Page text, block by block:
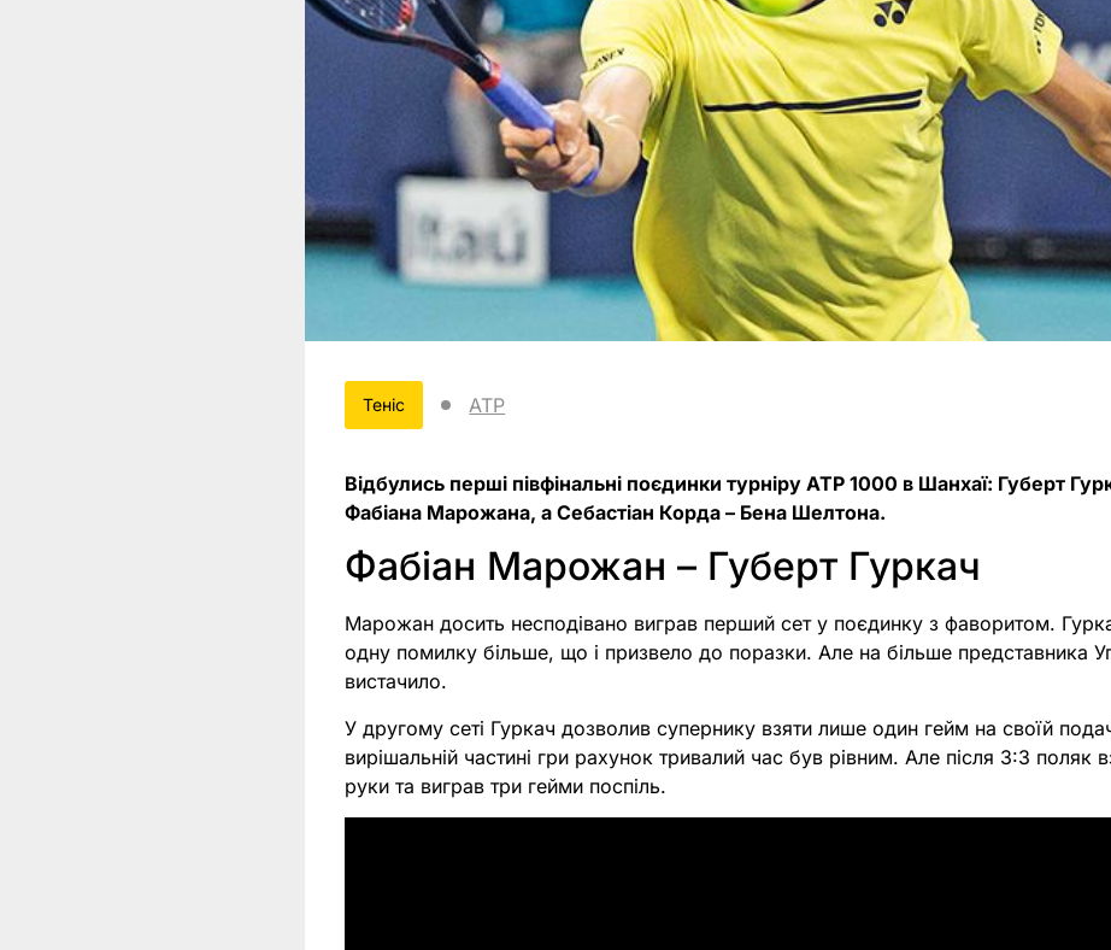
Теніс ATP
Відбулись перші півфінальні поєдинки турніру ATP 1000 в Шанхаї: Губерт
Фабіана Марожана, а Себастіан Корда – Бена Шелтона.
Фабіан Марожан – Губерт Гуркач
Марожан досить несподівано виграв перший сет у поєдинку з фаворитом.
одну помилку більше, що і призвело до поразки. Але на більше представника
вистачило.
У другому сеті Гуркач дозволив супернику взяти лише один гейм на своїй
вирішальній частині гри рахунок тривалий час був рівним. Але після 3:3 поляк
руки та виграв три гейми поспіль.